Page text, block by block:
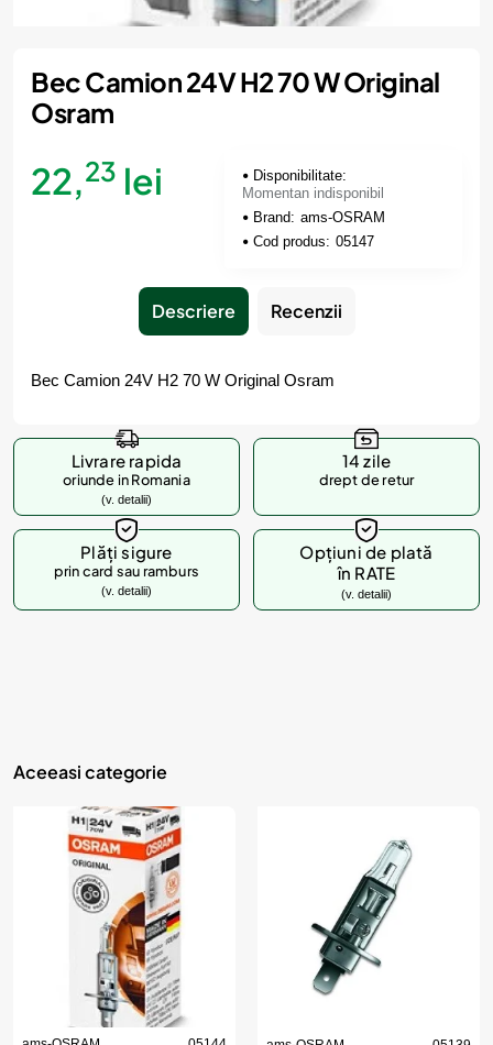
Momentan indisponibil
Bec Camion 24V H2 70 W Original
Osram
22,23 lei
Disponibilitate:
Momentan indisponibil
Brand: ams-OSRAM
Cod produs: 05147
Descriere Recenzii
Bec Camion 24V H2 70 W Original Osram
Livrare rapida
oriunde in Romania
(v. detalii)
14 zile
drept de retur
Plăți sigure
prin card sau ramburs
(v. detalii)
Opțiuni de plată
în RATE
(v. detalii)
Aceeasi categorie